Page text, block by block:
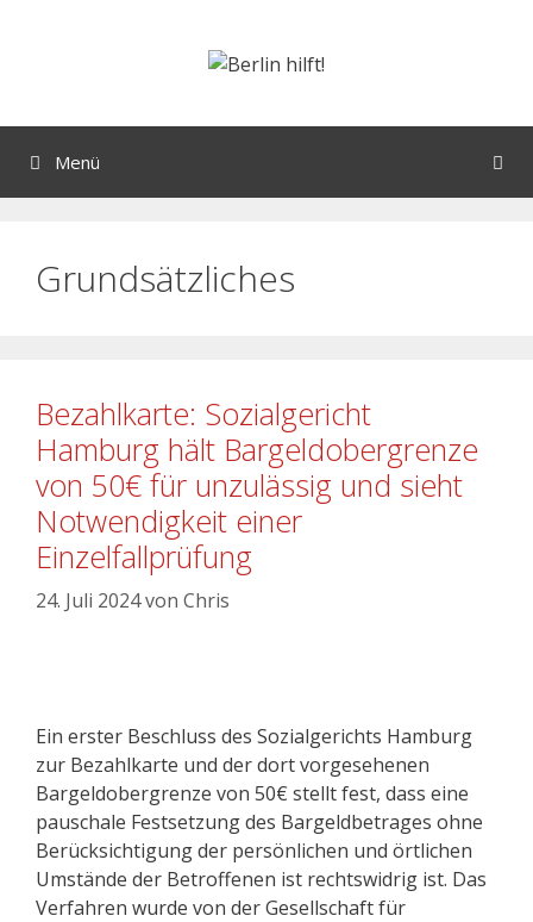
Menü
Grundsätzliches
Bezahlkarte: Sozialgericht
Hamburg hält Bargeldobergrenze
von 50€ für unzulässig und sieht
Notwendigkeit einer
Einzelfallprüfung
24. Juli 2024von Chris
Ein erster Beschluss des Sozialgerichts Hamburg
zur Bezahlkarte und der dort vorgesehenen
Bargeldobergrenze von 50€ stellt fest, dass eine
pauschale Festsetzung des Bargeldbetrages ohne
Berücksichtigung der persönlichen und örtlichen
Umstände der Betroffenen ist rechtswidrig ist. Das
Verfahren wurde von der Gesellschaft für